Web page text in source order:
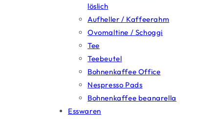
löslich
Aufheller / Kaffeerahm
Ovomaltine / Schoggi
Tee
Teebeutel
Bohnenkaffee Office
Nespresso Pads
Bohnenkaffee beanarella
Esswaren